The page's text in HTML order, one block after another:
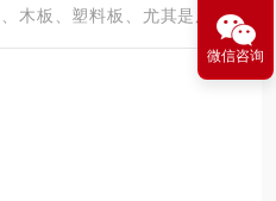
木板、塑料板、尤其是用于纸
的制模。
微信咨询